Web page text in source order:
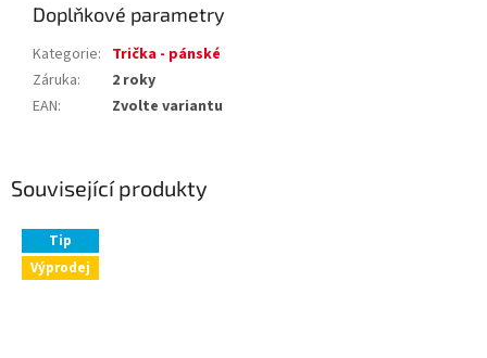
Související produkty
Tip
Výprodej
Doplňkové parametry
Kategorie: Trička - pánské
Záruka:
2 roky
EAN: Zvolte variantu